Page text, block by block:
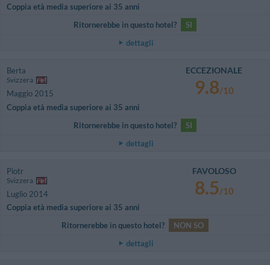
Coppia età media superiore ai 35 anni
Ritornerebbe in questo hotel?
SI
dettagli
Berta
Svizzera
Maggio 2015
Coppia età media superiore ai 35 anni
ECCEZIONALE
9.8/10
Ritornerebbe in questo hotel?
SI
dettagli
Piotr
Svizzera
Luglio 2014
Coppia età media superiore ai 35 anni
FAVOLOSO
8.5/10
Ritornerebbe in questo hotel?
NON SO
dettagli